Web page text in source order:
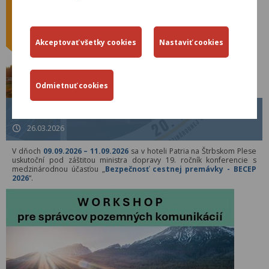
26.03.2026
V dňoch 09.09.2026 – 11.09.2026 sa v hoteli Patria na Štrbskom Plese
uskutoční pod záštitou ministra dopravy 19. ročník konferencie s
medzinárodnou účasťou „Bezpečnosť cestnej premávky - BECEP
2026“.